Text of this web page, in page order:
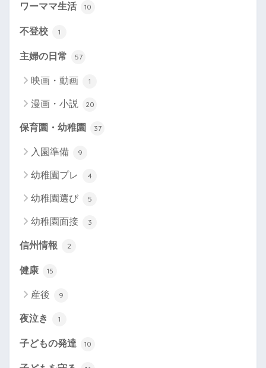
ワーママ生活 10
不登校 1
主婦の日常 57
映画・動画 1
漫画・小説 20
保育園・幼稚園 37
入園準備 9
幼稚園プレ 4
幼稚園選び 5
幼稚園面接 3
信州情報 2
健康 15
産後 9
夜泣き 1
子どもの発達 10